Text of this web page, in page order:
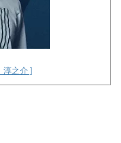
淳之介 ]